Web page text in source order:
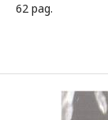
62 pag.